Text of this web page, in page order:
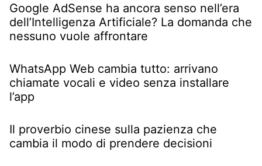
Google AdSense ha ancora senso nell’era
dell’Intelligenza Artificiale? La domanda che
nessuno vuole affrontare
WhatsApp Web cambia tutto: arrivano
chiamate vocali e video senza installare
l’app
Il proverbio cinese sulla pazienza che
cambia il modo di prendere decisioni